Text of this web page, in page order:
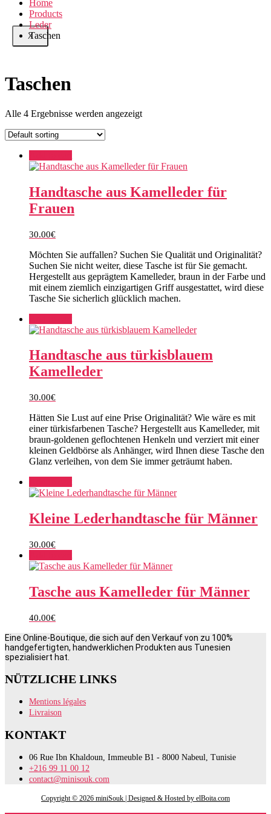
X
Home
Products
Leder
Taschen
Taschen
Alle 4 Ergebnisse werden angezeigt
Handtasche aus Kamelleder für
Frauen
30.00€
Möchten Sie auffallen? Suchen Sie Qualität und Originalität?
Suchen Sie nicht weiter, diese Tasche ist für Sie gemacht.
Hergestellt aus geprägtem Kamelleder, braun in der Farbe und
mit einem ziemlich einzigartigen Griff ausgestattet, wird diese
Tasche Sie sicherlich glücklich machen.
Handtasche aus türkisblauem
Kamelleder
30.00€
Hätten Sie Lust auf eine Prise Originalität? Wie wäre es mit
einer türkisfarbenen Tasche? Hergestellt aus Kamelleder, mit
braun-goldenen geflochtenen Henkeln und verziert mit einer
kleinen Geldbörse als Anhänger, wird Ihnen diese Tasche den
Glanz verleihen, von dem Sie immer geträumt haben.
Kleine Lederhandtasche für Männer
30.00€
Tasche aus Kamelleder für Männer
40.00€
Eine Online-Boutique, die sich auf den Verkauf von zu 100%
handgefertigten, handwerklichen Produkten aus Tunesien
spezialisiert hat.
NÜTZLICHE LINKS
Mentions légales
Livraison
KONTAKT
06 Rue Ibn Khaldoun, Immeuble B1 - 8000 Nabeul, Tunisie
+216 99 11 00 12
contact@minisouk.com
Copyright © 2026 miniSouk | Designed & Hosted by elBoita.com